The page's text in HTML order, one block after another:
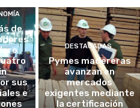
de
sus
e
DESTACADAS
Pymes madereras
avanzan en
mercados
exigentes mediante
la certificación